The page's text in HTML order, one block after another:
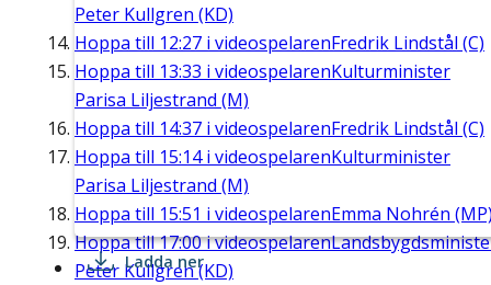
Peter Kullgren (KD)
Hoppa till 12:27 i videospelarenFredrik Lindstål (C)
Hoppa till 13:33 i videospelarenKulturminister
Parisa Liljestrand (M)
Hoppa till 14:37 i videospelarenFredrik Lindstål (C)
Hoppa till 15:14i videospelarenKulturminister
Parisa Liljestrand (M)
Hoppa till 15:51 i videospelarenEmma Nohrén
Hoppa till17:00i videospelaren
Peter Kullgren (KD)
Ladda ner